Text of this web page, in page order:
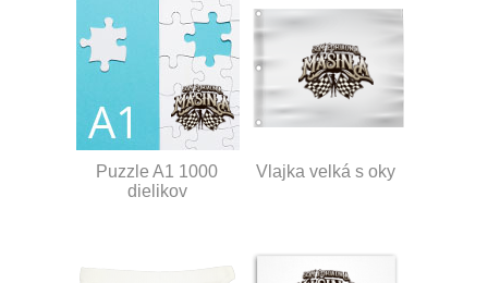
Puzzle A1 1000
dielikov
Vlajka velká s oky